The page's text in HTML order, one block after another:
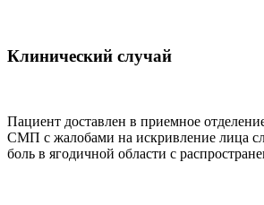
Клинический случай
Пациент доставлен в приемное
СМП с жалобами на искривление лица
боль в ягодичной области с